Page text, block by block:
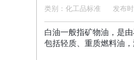
类别：化工品标准 发布
白油一般指矿物油，是
包括轻质、重质燃料油